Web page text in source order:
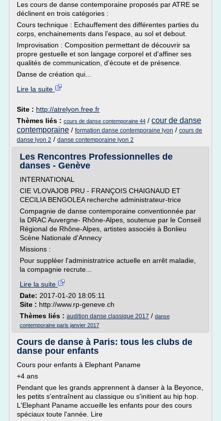
Les cours de danse contemporaine proposés par ATRE se
déclinent en trois catégories :
Cours technique : Echauffement des différentes parties du
corps, enchainements dans l'espace, au sol et debout.
Improvisation : Composition permettant de découvrir sa
propre gestuelle et son langage corporel et d'affiner ses
qualités de communication, d'écoute et de présence.
Danse de création qui...
Lire la suite
Site : http://atrelyon.free.fr
Thèmes liés : cours de danse contemporaine 44 / cour de danse
contemporaine / formation danse contemporaine lyon / cours de
danse lyon 2 / danse contemporaine lyon 2
Les Rencontres Professionnelles de
danses - Genève
INTERNATIONAL
CIE VLOVAJOB PRU - FRANÇOIS CHAIGNAUD ET
CECILIA BENGOLEA recherche administrateur-trice
Compagnie de danse contemporaine conventionnée par
la DRAC Auvergne- Rhône-Alpes, soutenue par le Conseil
Régional de Rhône-Alpes, artistes associés à Bonlieu
Scène Nationale d'Annecy
Missions :
Pour suppléer l'administratrice actuelle en arrêt maladie,
la compagnie recrute...
Lire la suite
Date: 2017-01-20 18:05:11
Site : http://www.rp-geneve.ch
Thèmes liés : audition danse classique 2017 / danse
contemporaine paris janvier 2017
Cours de danse à Paris: tous les clubs de
danse pour enfants
Cours pour enfants à Elephant Paname
+4 ans
Pendant que les grands apprennent à danser à la Beyonce,
les petits s'entraînent au classique ou s'initient au hip hop.
L'Elephant Paname accueille les enfants pour des cours
spéciaux toute l'année. Lire